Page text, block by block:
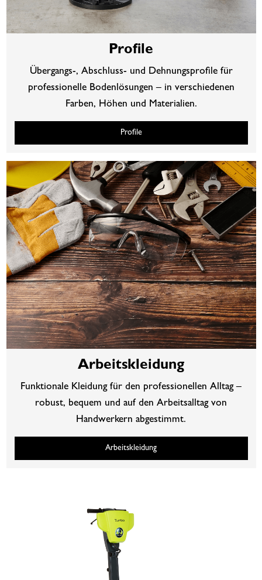
Profile
Übergangs-, Abschluss- und Dehnungsprofile für
professionelle Bodenlösungen – in verschiedenen
Farben, Höhen und Materialien.
Profile
Arbeitskleidung
Funktionale Kleidung für den professionellen Alltag –
robust, bequem und auf den Arbeitsalltag von
Handwerkern abgestimmt.
Arbeitskleidung